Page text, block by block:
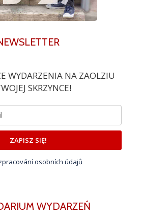
WYDARZENIA NA ZAOLZIU
SKRZYNCE!
ZAPISZ SIĘ!
osobních údajů
WYDARZEŃ